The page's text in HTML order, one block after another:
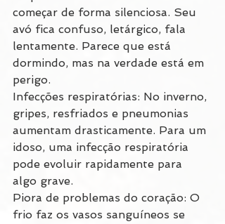
começar de forma silenciosa. Seu
avó fica confuso, letárgico, fala
lentamente. Parece que está
dormindo, mas na verdade está em
perigo.
Infecções respiratórias: No inverno,
gripes, resfriados e pneumonias
aumentam drasticamente. Para um
idoso, uma infecção respiratória
pode evoluir rapidamente para
algo grave.
Piora de problemas do coração: O
frio faz os vasos sanguíneos se